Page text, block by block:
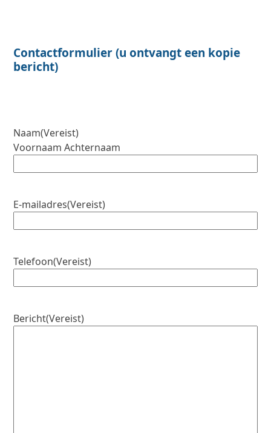
Contactformulier (u ontvangt een kopie
bericht)
Naam(Vereist)
Voornaam Achternaam
E-mailadres(Vereist)
Telefoon(Vereist)
Bericht(Vereist)